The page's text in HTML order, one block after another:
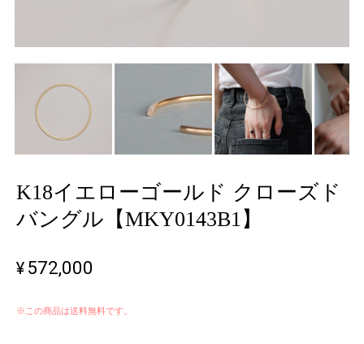
K18イエローゴールド クローズド
バングル【MKY0143B1】
¥572,000
※この商品は送料無料です。